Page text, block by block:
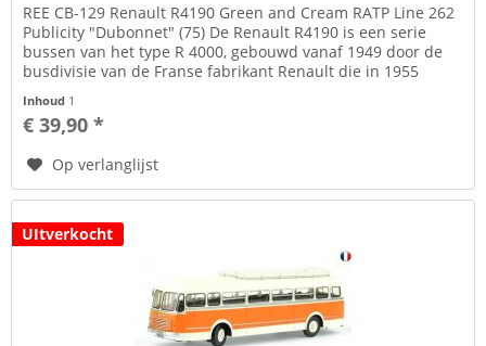
REE CB-129 Renault R4190 Green and Cream RATP Line 262
Publicity "Dubonnet" (75) De Renault R4190 is een serie
bussen van het type R 4000, gebouwd vanaf 1949 door de
busdivisie van de Franse fabrikant Renault die in 1955
Inhoud 1
€ 39,90 *
Op verlanglijst
UItverkocht